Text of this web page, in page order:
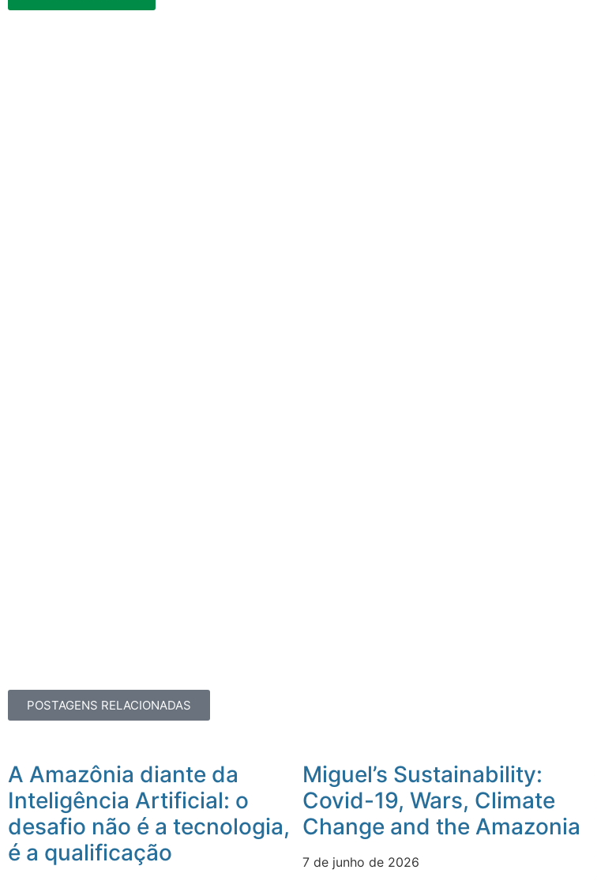
POSTAGENS RELACIONADAS
A Amazônia diante da
Inteligência Artificial: o
desafio não é a tecnologia,
é a qualificação
Miguel’s Sustainability:
Covid-19, Wars, Climate
Change and the Amazonia
7 de junho de 2026